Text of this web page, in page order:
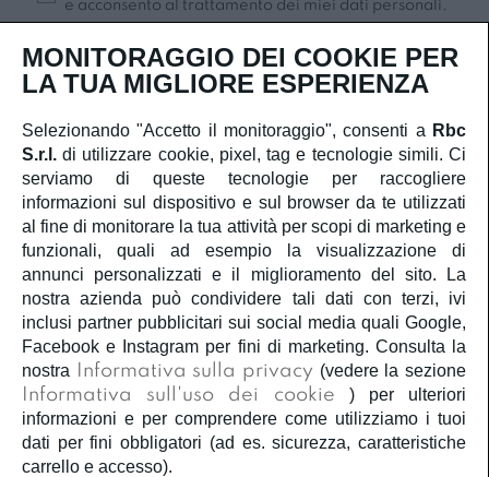
e acconsento al trattamento dei miei dati personali.
Iscriviti
SERVIZIO CLIENTI
ACCOUNT
CORPORATE
INFORMAZIONI LEGALI
SEGUICI
MONITORAGGIO DEI COOKIE PER
LA TUA MIGLIORE ESPERIENZA
Selezionando "Accetto il monitoraggio", consenti a Rbc
S.r.l. di utilizzare cookie, pixel, tag e tecnologie simili. Ci
serviamo di queste tecnologie per raccogliere
informazioni sul dispositivo e sul browser da te utilizzati
al fine di monitorare la tua attività per scopi di marketing e
funzionali, quali ad esempio la visualizzazione di
annunci personalizzati e il miglioramento del sito. La
nostra azienda può condividere tali dati con terzi, ivi
inclusi partner pubblicitari sui social media quali Google,
Facebook e Instagram per fini di marketing. Consulta la
nostra
Informativa sulla privacy (vedere la sezione
Informativa sull'uso dei cookie
) per ulteriori
informazioni e per comprendere come utilizziamo i tuoi
dati per fini obbligatori (ad es. sicurezza, caratteristiche
carrello e accesso).